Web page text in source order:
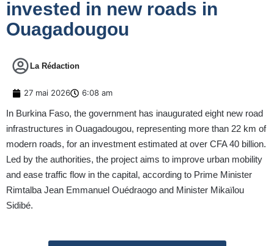
invested in new roads in
Ouagadougou
La Rédaction
27 mai 2026 6:08 am
In Burkina Faso, the government has inaugurated eight new road
infrastructures in Ouagadougou, representing more than 22 km of
modern roads, for an investment estimated at over CFA 40 billion.
Led by the authorities, the project aims to improve urban mobility
and ease traffic flow in the capital, according to Prime Minister
Rimtalba Jean Emmanuel Ouédraogo and Minister Mikaïlou
Sidibé.